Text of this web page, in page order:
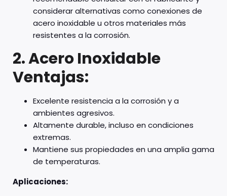
considerar alternativas como conexiones de
acero inoxidable u otros materiales más
resistentes a la corrosión.
2. Acero Inoxidable
Ventajas:
Excelente resistencia a la corrosión y a
ambientes agresivos.
Altamente durable, incluso en condiciones
extremas.
Mantiene sus propiedades en una amplia gama
de temperaturas.
Aplicaciones: